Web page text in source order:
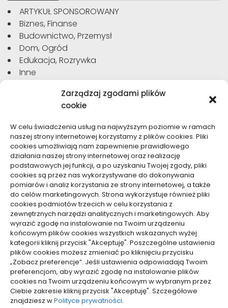
Zarządzaj zgodami plików
cookie
W celu świadczenia usług na najwyższym poziomie w ramach
naszej strony internetowej korzystamy z plików cookies. Pliki
cookies umożliwiają nam zapewnienie prawidłowego
działania naszej strony internetowej oraz realizację
podstawowych jej funkcji, a po uzyskaniu Twojej zgody, pliki
cookies są przez nas wykorzystywane do dokonywania
pomiarów i analiz korzystania ze strony internetowej, a także
do celów marketingowych. Strona wykorzystuje również pliki
cookies podmiotów trzecich w celu korzystania z
zewnętrznych narzędzi analitycznych i marketingowych. Aby
wyrazić zgodę na instalowanie na Twoim urządzeniu
końcowym plików cookies wszystkich wskazanych wyżej
kategorii kliknij przycisk "Akceptuję". Poszczególne ustawienia
plików cookies możesz zmieniać po kliknięciu przycisku
„Zobacz preferencje”. Jeśli ustawienia odpowiadają Twoim
preferencjom, aby wyrazić zgodę na instalowanie plików
cookies na Twoim urządzeniu końcowym w wybranym przez
Ciebie zakresie kliknij przycisk "Akceptuję". Szczegółowe
znajdziesz wPolityce prywatności.
ARTYKUŁ SPONSOROWANY
Biznes, Finanse
Budownictwo, Przemysł
Dom, Ogród
Edukacja, Rozrywka
Inne
Motoryzacja, Transport
Sport, Turystyka
Technologie
Usługi
Zdrowie, Medycyna
Dolącz do nas
Lubisz pisać teksty i chciałbyś się podzielić swoją
wiedzą z innymi? Dołącz do nas już teraz. Podziel się
swoją wiedzą z innymi.
Polityka plików cookies (EU)